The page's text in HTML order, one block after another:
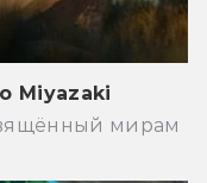
Miyazaki
мирам